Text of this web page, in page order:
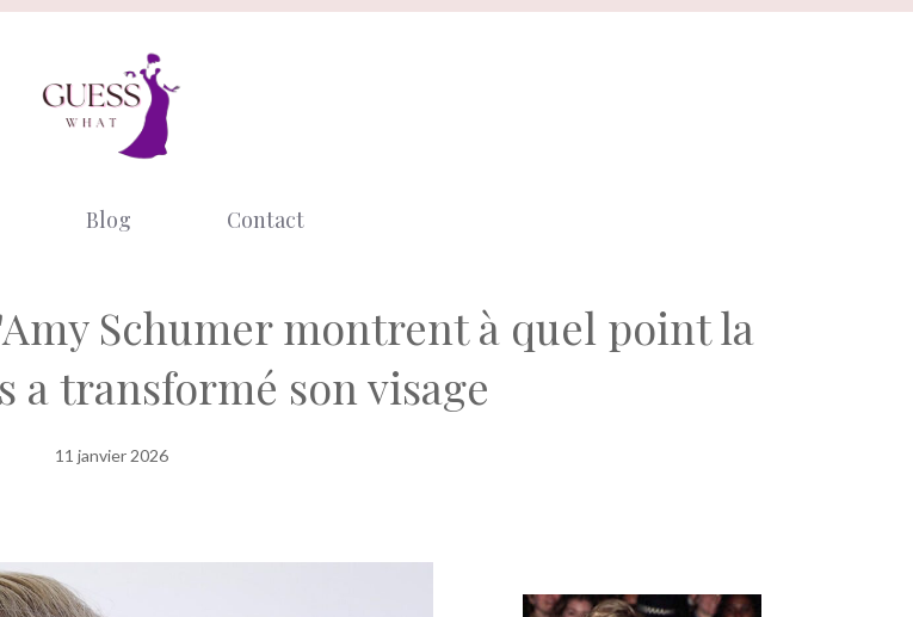
Blog Contact
Schumer montrent à quel point la
a transformé son visage
11 janvier 2026